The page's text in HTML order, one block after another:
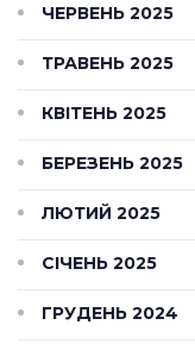
ЧЕРВЕНЬ 2025
ТРАВЕНЬ 2025
КВІТЕНЬ 2025
БЕРЕЗЕНЬ 2025
ЛЮТИЙ 2025
СІЧЕНЬ 2025
ГРУДЕНЬ 2024